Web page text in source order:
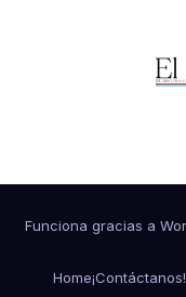
Funciona gracias a
Home¡Contáctanos!